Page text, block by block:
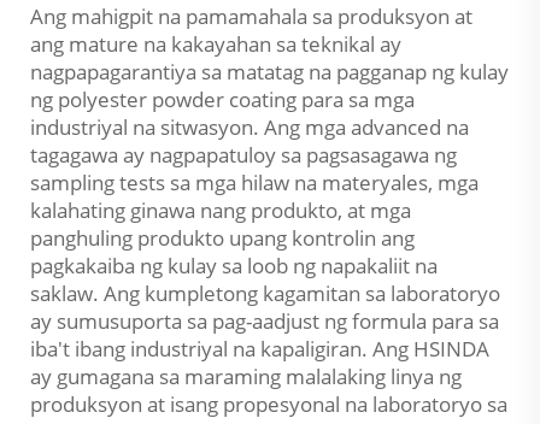
Ang mahigpit na pamamahala sa produksyon at
ang mature na kakayahan sa teknikal ay
nagpapagarantiya sa matatag na pagganap ng kulay
ng polyester powder coating para sa mga
industriyal na sitwasyon. Ang mga advanced na
tagagawa ay nagpapatuloy sa pagsasagawa ng
sampling tests sa mga hilaw na materyales, mga
kalahating ginawa nang produkto, at mga
panghuling produkto upang kontrolin ang
pagkakaiba ng kulay sa loob ng napakaliit na
saklaw. Ang kumpletong kagamitan sa laboratoryo
ay sumusuporta sa pag-aadjust ng formula para sa
iba't ibang industriyal na kapaligiran. Ang HSINDA
ay gumagana sa maraming malalaking linya ng
produksyon at isang propesyonal na laboratoryo sa